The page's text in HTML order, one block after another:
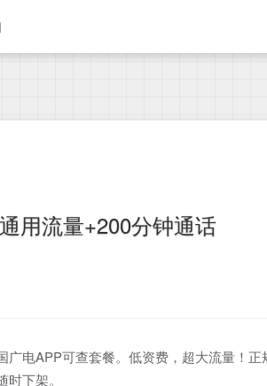
用流量+200分钟通话
电APP可查套餐。低资费，超大流量！正
下架。